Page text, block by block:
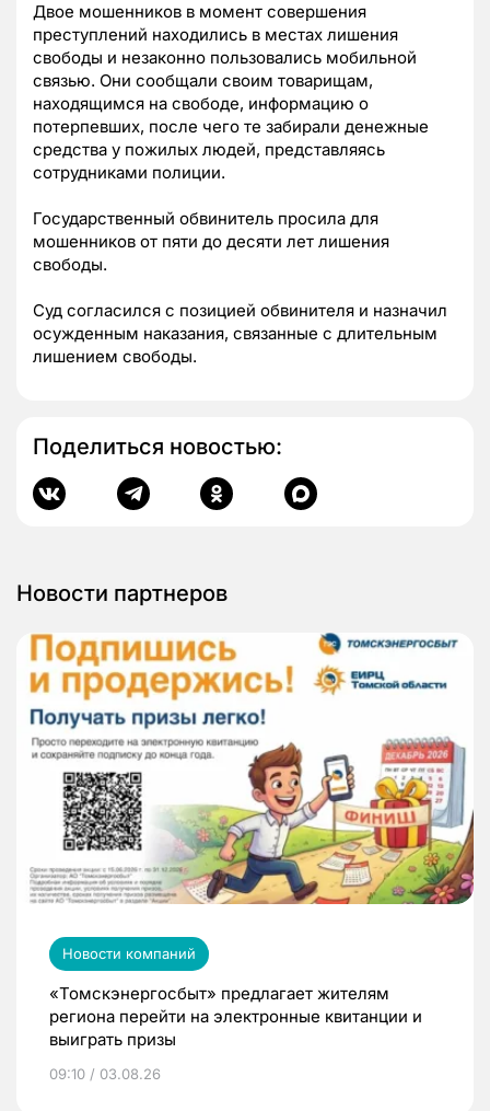
Двое мошенников в момент совершения
преступлений находились в местах лишения
свободы и незаконно пользовались мобильной
связью. Они сообщали своим товарищам,
находящимся на свободе, информацию о
потерпевших, после чего те забирали денежные
средства у пожилых людей, представляясь
сотрудниками полиции.
Государственный обвинитель просила для
мошенников от пяти до десяти лет лишения
свободы.
Суд согласился с позицией обвинителя и назначил
осужденным наказания, связанные с длительным
лишением свободы.
Поделиться новостью:
Новости партнеров
Новости компаний
«Томскэнергосбыт» предлагает жителям
региона перейти на электронные квитанции и
выиграть призы
09:10 / 03.08.26